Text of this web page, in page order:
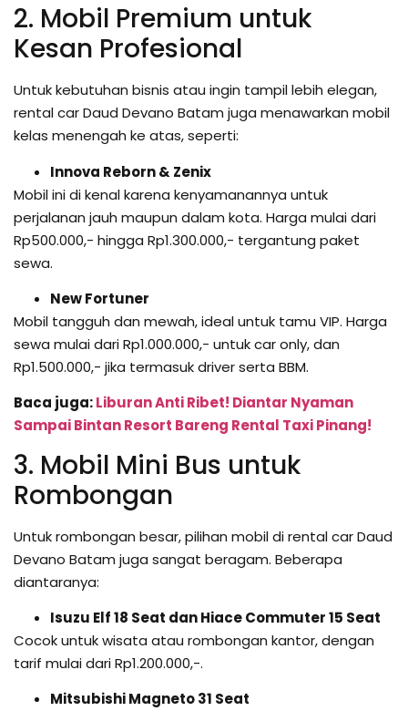
2. Mobil Premium untuk
Kesan Profesional
Untuk kebutuhan bisnis atau ingin tampil lebih elegan,
rental car Daud Devano Batam juga menawarkan mobil
kelas menengah ke atas, seperti:
Innova Reborn & Zenix
Mobil ini di kenal karena kenyamanannya untuk
perjalanan jauh maupun dalam kota. Harga mulai dari
Rp500.000,- hingga Rp1.300.000,- tergantung paket
sewa.
New Fortuner
Mobil tangguh dan mewah, ideal untuk tamu VIP. Harga
sewa mulai dari Rp1.000.000,- untuk car only, dan
Rp1.500.000,- jika termasuk driver serta BBM.
Baca juga:Liburan Anti Ribet! Diantar Nyaman
Sampai Bintan Resort Bareng Rental Taxi Pinang!
3. Mobil Mini Bus untuk
Rombongan
Untuk rombongan besar, pilihan mobil di rental car Daud
Devano Batam juga sangat beragam. Beberapa
diantaranya:
Isuzu Elf 18 Seat dan Hiace Commuter 15 Seat
Cocok untuk wisata atau rombongan kantor, dengan
tarif mulai dari Rp1.200.000,-.
Mitsubishi Magneto 31 Seat